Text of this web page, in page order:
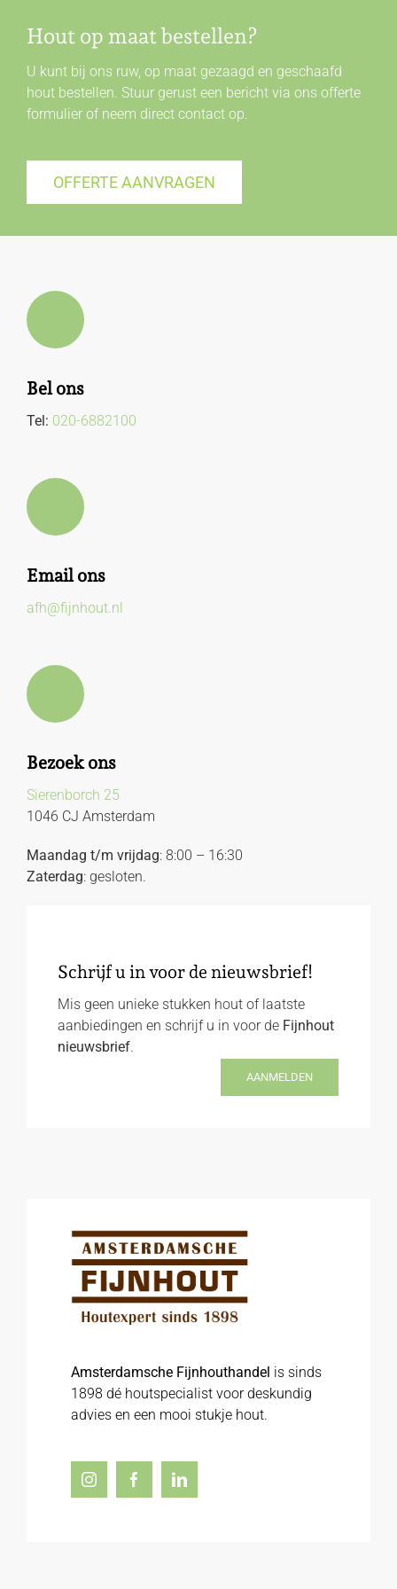
Hout op maat bestellen?
U kunt bij ons ruw, op maat gezaagd en geschaafd
hout bestellen. Stuur gerust een bericht via ons offerte
formulier of neem direct contactop.
OFFERTE AANVRAGEN
Bel ons
Tel: 020-6882100
Email ons
afh@fijnhout.nl
Bezoek ons
Sierenborch 25
1046 CJ Amsterdam
Maandag t/m vrijdag: 8:00 – 16:30
Zaterdag: gesloten.
Schrijf u in voor de nieuwsbrief!
Mis geen unieke stukken hout of laatste
aanbiedingen en schrijf u in voor de Fijnhout
nieuwsbrief.
AANMELDEN
Amsterdamsche Fijnhouthandel is sinds
1898 dé houtspecialist voor deskundig
advies en een mooi stukje hout.